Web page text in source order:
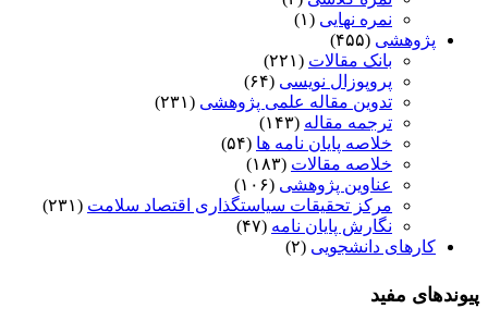
نمره نهایی (۱)
پژوهشی (۴۵۵)
بانک مقالات (۲۲۱)
پروپوزال نویسی (۶۴)
تدوین مقاله علمی پژوهشی (۲۳۱)
ترجمه مقاله (۱۴۳)
خلاصه پایان نامه ها (۵۴)
خلاصه مقالات (۱۸۳)
عناوین پژوهشی (۱۰۶)
مرکز تحقیقات سیاستگذاری اقتصاد سلامت (۲۳۱)
نگارش پایان نامه (۴۷)
کارهای دانشجویی (۲)
پیوندهای مفید